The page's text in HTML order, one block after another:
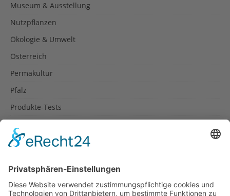
Museum & Ausstellung
Nutzpflanzen
Ökologie & Umwelt
Österreich
Permakultur
Pfalz
Produkte-Tests
Rezepte
Spanien
Südtirol